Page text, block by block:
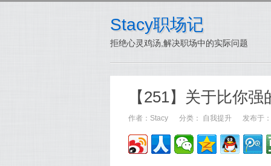
Stacy职场记
拒绝心灵鸡汤,解决职场中的实际问题
【251】关于比你
作者： Stacy 分类： 自我提升 发布于